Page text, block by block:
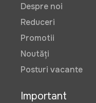
Despre noi
Reduceri
Promotii
Noutăți
Posturi vacante
Important